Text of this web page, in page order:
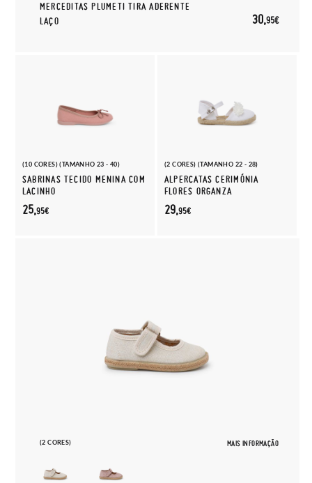
MERCEDITAS PLUMETI TIRA ADERENTE
LAÇO
30,95€
(10 CORES) (TAMANHO 23 - 40)
SABRINAS TECIDO MENINA COM
LACINHO
25,95€
(2 CORES) (TAMANHO 22 - 28)
ALPERCATAS CERIMÓNIA
FLORES ORGANZA
29,95€
(2 CORES) MAIS INFORMAÇÃO